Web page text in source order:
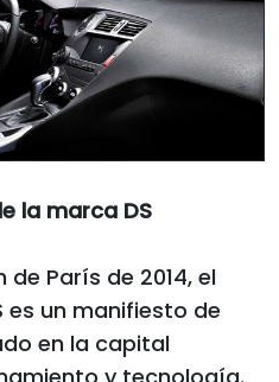
la marca DS
París de 2014, el
un manifiesto de
en la capital